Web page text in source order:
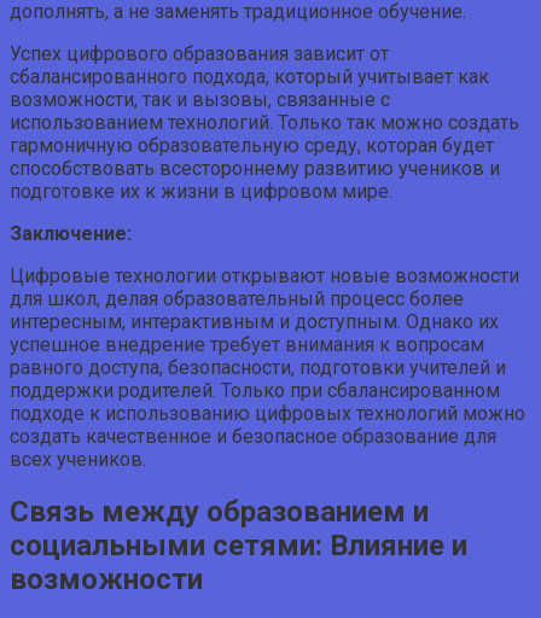
дополнять, а не заменять традиционное обучение.
Успех цифрового образования зависит от
сбалансированного подхода, который учитывает как
возможности, так и вызовы, связанные с
использованием технологий. Только так можно создать
гармоничную образовательную среду, которая будет
способствовать всестороннему развитию учеников и
подготовке их к жизни в цифровом мире.
Заключение:
Цифровые технологии открывают новые возможности
для школ, делая образовательный процесс более
интересным, интерактивным и доступным. Однако их
успешное внедрение требует внимания к вопросам
равного доступа, безопасности, подготовки учителей и
поддержки родителей. Только при сбалансированном
подходе к использованию цифровых технологий можно
создать качественное и безопасное образование для
всех учеников.
Связь между образованием и
социальными сетями: Влияние и
возможности